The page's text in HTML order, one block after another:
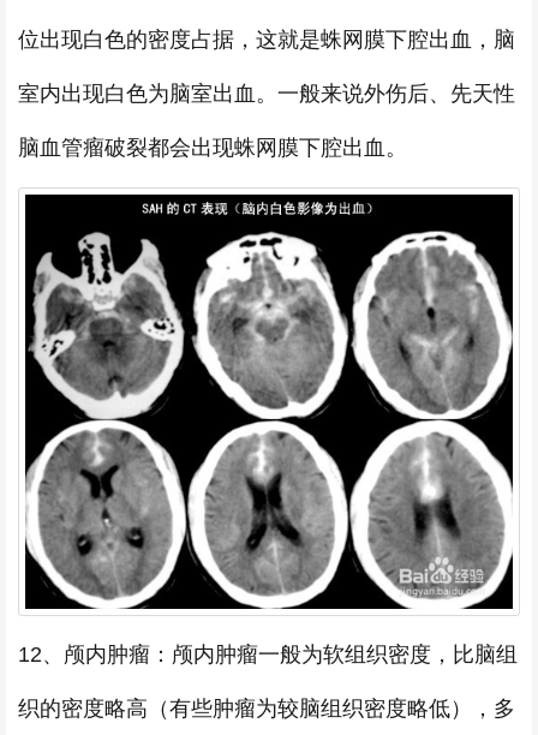
位出现白色的密度占据，这就是蛛网膜下腔出血，脑
室内出现白色为脑室出血。一般来说外伤后、先天性
脑血管瘤破裂都会出现蛛网膜下腔出血。
12、颅内肿瘤：颅内肿瘤一般为软组织密度，比脑组
织的密度略高（有些肿瘤为较脑组织密度略低），多